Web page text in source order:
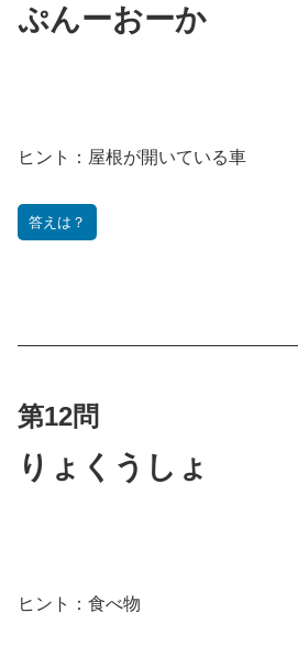
ぷんーおーか
ヒント： 屋根が開いている車
答えは？
第12問
りょくうしょ
ヒント： 食べ物